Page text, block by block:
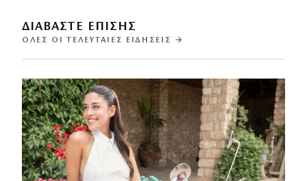
ΔΙΑΒΑΣΤΕ ΕΠΙΣΗΣ
ΌΛΕΣ ΟΙ ΤΕΛΕΥΤΑΊΕΣ ΕΙΔΉΣΕΙΣ →